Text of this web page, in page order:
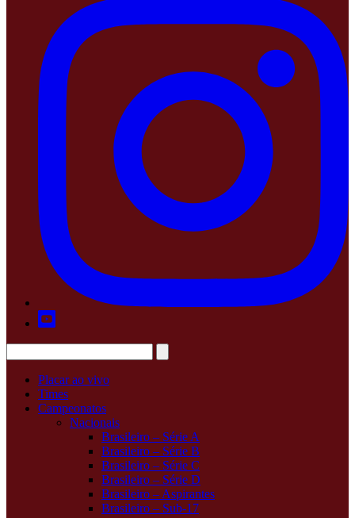
Placar ao vivo
Times
Campeonatos
Nacionais
Brasileiro – Série A
Brasileiro – Série B
Brasileiro – Série C
Brasileiro – Série D
Brasileiro – Aspirantes
Brasileiro – Sub-17